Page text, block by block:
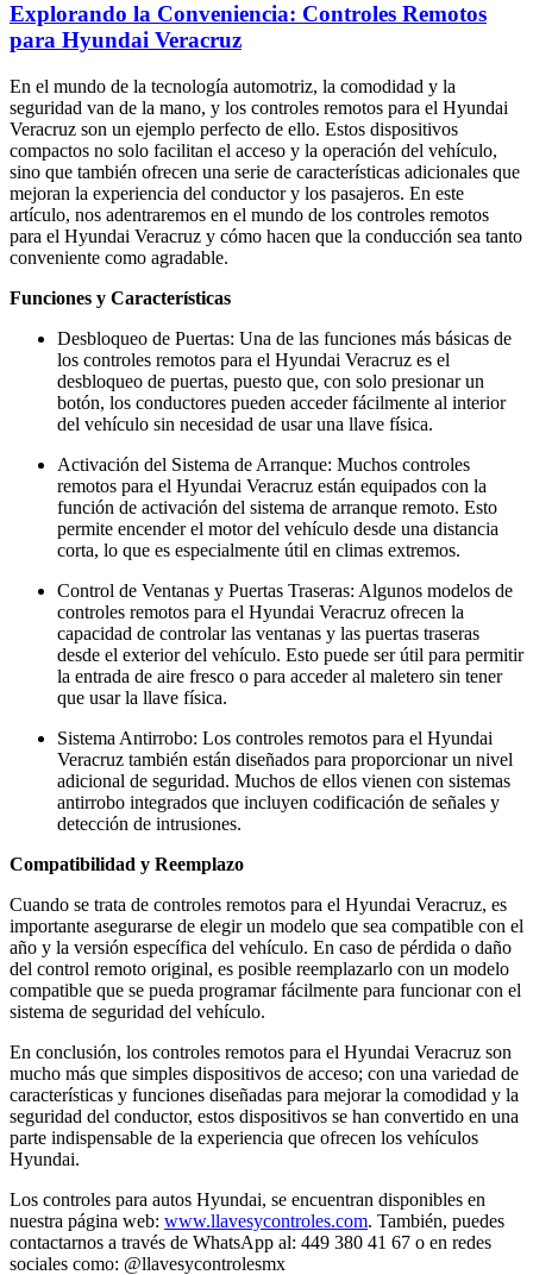
Explorando la Conveniencia: Controles Remotos
para Hyundai Veracruz
En el mundo de la tecnología automotriz, la comodidad y la
seguridad van de la mano, y los controles remotos para el Hyundai
Veracruz son un ejemplo perfecto de ello. Estos dispositivos
compactos no solo facilitan el acceso y la operación del vehículo,
sino que también ofrecen una serie de características adicionales que
mejoran la experiencia del conductor y los pasajeros. En este
artículo, nos adentraremos en el mundo de los controles remotos
para el Hyundai Veracruz y cómo hacen que la conducción sea tanto
conveniente como agradable.
Funciones y Características
Desbloqueo de Puertas: Una de las funciones más básicas de
los controles remotos para el Hyundai Veracruz es el
desbloqueo de puertas, puesto que, con solo presionar un
botón, los conductores pueden acceder fácilmente al interior
del vehículo sin necesidad de usar una llave física.
Activación del Sistema de Arranque: Muchos controles
remotos para el Hyundai Veracruz están equipados con la
función de activación del sistema de arranque remoto. Esto
permite encender el motor del vehículo desde una distancia
corta, lo que es especialmente útil en climas extremos.
Control de Ventanas y Puertas Traseras: Algunos modelos de
controles remotos para el Hyundai Veracruz ofrecen la
capacidad de controlar las ventanas y las puertas traseras
desde el exterior del vehículo. Esto puede ser útil para permitir
la entrada de aire fresco o para acceder al maletero sin tener
que usar la llave física.
Sistema Antirrobo: Los controles remotos para el Hyundai
Veracruz también están diseñados para proporcionar un nivel
adicional de seguridad. Muchos de ellos vienen con sistemas
antirrobo integrados que incluyen codificación de señales y
detección de intrusiones.
Compatibilidad y Reemplazo
Cuando se trata de controles remotos para el Hyundai Veracruz, es
importante asegurarse de elegir un modelo que sea compatible con el
año y la versión específica del vehículo. En caso de pérdida o daño
del control remoto original, es posible reemplazarlo con un modelo
compatible que se pueda programar fácilmente para funcionar con el
sistema de seguridad del vehículo.
En conclusión, los controles remotos para el Hyundai Veracruz son
mucho más que simples dispositivos de acceso; con una variedad de
características y funciones diseñadas para mejorar la comodidad y la
seguridad del conductor, estos dispositivos se han convertido en una
parte indispensable de la experiencia que ofrecen los vehículos
Hyundai.
Los controles para autos Hyundai, se encuentran disponibles en
nuestra página web: www.llavesycontroles.com. También, puedes
contactarnos a través de WhatsApp al: 449 380 41 67 o en redes
sociales como: @llavesycontrolesmx